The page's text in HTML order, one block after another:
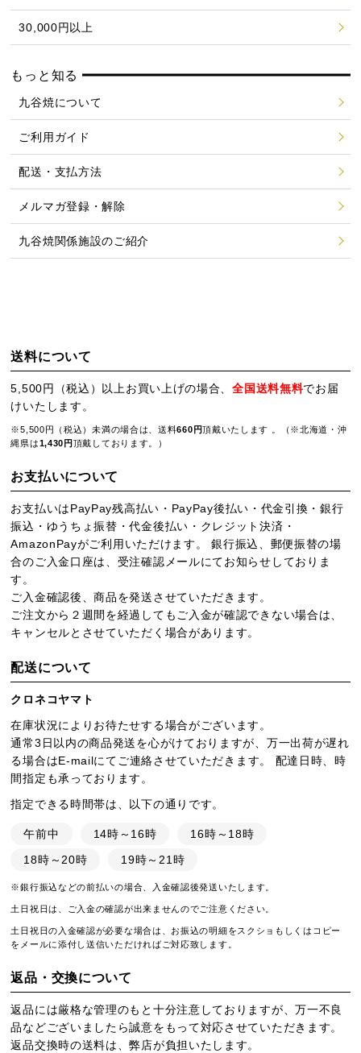
30,000円以上
もっと知る
九谷焼について
ご利用ガイド
配送・支払方法
メルマガ登録・解除
九谷焼関係施設のご紹介
送料について
5,500円（税込）以上お買い上げの場合、全国送料無料でお届
けいたします。
※5,500円（税込）未満の場合は、送料660円頂戴いたします 。（※北海道・沖
縄県は1,430円 頂戴しております。）
お支払いについて
お支払いはPayPay残高払い・PayPay後払い・代金引換・銀行
振込・ゆうちょ振替・代金後払い・クレジット決済・
AmazonPayがご利用いただけます。 銀行振込、郵便振替の場
合のご入金口座は、受注確認メールにてお知らせしておりま
す。
ご入金確認後、商品を発送させていただきます。
ご注文から２週間を経過してもご入金が確認できない場合は、
キャンセルとさせていただく場合があります。
配送について
クロネコヤマト
在庫状況によりお待たせする場合がございます。
通常3日以内の商品発送を心がけておりますが、万一出荷が遅れ
る場合はE-mailにてご連絡させていただきます。 配達日時、時
間指定も承っております。
指定できる時間帯は、以下の通りです。
午前中 14時～16時
16時～18時
18時～20時
19時～21時
※銀行振込などの前払いの場合、入金確認後発送いたします。
土日祝日は、ご入金の確認が出来ませんのでご注意ください。
土日祝日の入金確認が必要な場合は、お振込の明細をスクショもしくはコピー
をメールに添付し送信いただければご対応致します。
返品・交換について
返品には厳格な管理のもと十分注意しておりますが、万一不良
品などございましたら誠意をもって対応させていただきます。
返品交換時の送料は、弊店が負担いたします。